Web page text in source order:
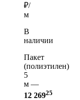
₽/
м
В
наличии
Пакет
(полиэтилен)
5
м —
12 26925